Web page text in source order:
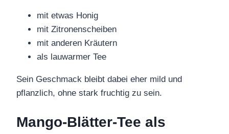
mit etwas Honig
mit Zitronenscheiben
mit anderen Kräutern
als lauwarmer Tee
Sein Geschmack bleibt dabei eher mild und
pflanzlich, ohne stark fruchtig zu sein.
Mango-Blätter-Tee als